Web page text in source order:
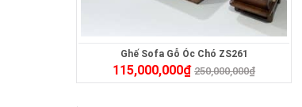
Ghế Sofa Gỗ Óc Chó ZS261
115,000,000₫ 250,000,000₫